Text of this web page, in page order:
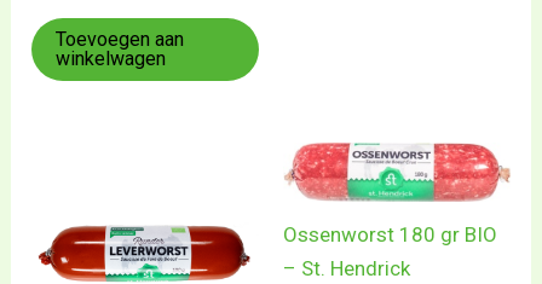
uit
5
Toevoegen aan
winkelwagen
Ossenworst 180 gr BIO
– St. Hendrick